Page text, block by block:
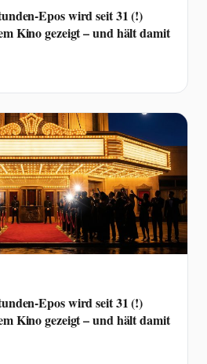
Epos wird seit 31 (!)
Kino gezeigt – und hält damit
Epos wird seit 31 (!)
Kino gezeigt – und hält damit